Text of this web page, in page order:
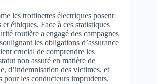
les trottinettes électriques posent
éthiques. Face à ces statistiques
routière a engagé des campagnes
les obligations d’assurance
crucial de comprendre les
non assuré en matière de
d’indemnisation des victimes, et
pour les conducteurs imprudents.